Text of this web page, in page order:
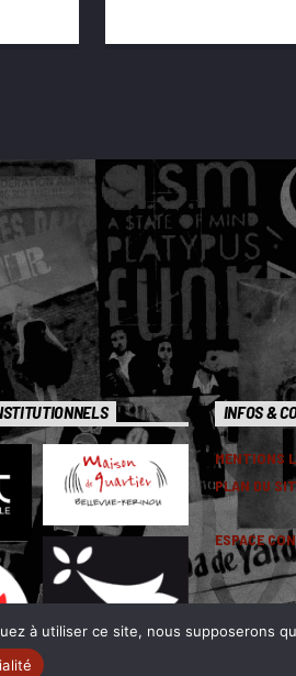
INFOS &
MENTIONS
PLAN DU
ESPACE
à utiliser ce site, nous supposerons